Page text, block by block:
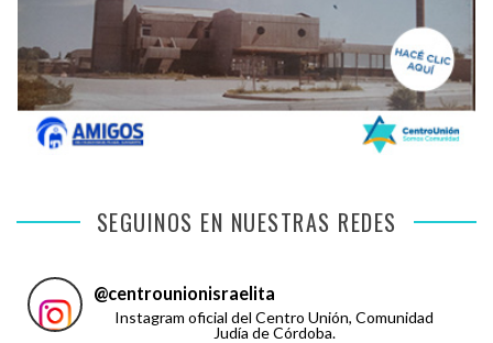
SEGUINOS EN NUESTRAS REDES
@centrounionisraelita
Instagram oficial del Centro Unión, Comunidad
Judía de Córdoba.